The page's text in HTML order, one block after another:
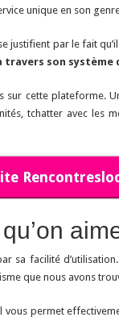
unique en son
justifient par le fait
son système
cette plateforme.
tchatter avec les
sa facilité
que nous avons
vous permet